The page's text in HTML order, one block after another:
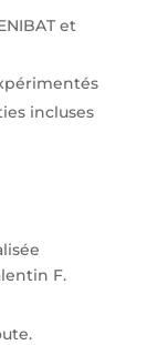
et
incluses
F.